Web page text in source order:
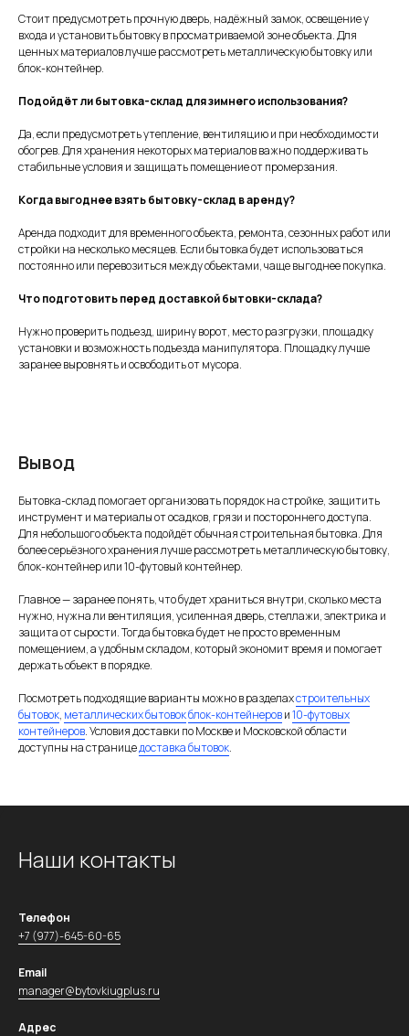
Стоит предусмотреть прочную дверь, надёжный замок, освещение у
входа и установить бытовку в просматриваемой зоне объекта. Для
ценных материалов лучше рассмотреть металлическую бытовку или
блок-контейнер.
Подойдёт ли бытовка-склад для зимнего использования?
Да, если предусмотреть утепление, вентиляцию и при необходимости
обогрев. Для хранения некоторых материалов важно поддерживать
стабильные условия и защищать помещение от промерзания.
Когда выгоднее взять бытовку-склад в аренду?
Аренда подходит для временного объекта, ремонта, сезонных работ или
стройки на несколько месяцев. Если бытовка будет использоваться
постоянно или перевозиться между объектами, чаще выгоднее покупка.
Что подготовить перед доставкой бытовки-склада?
Нужно проверить подъезд, ширину ворот, место разгрузки, площадку
установки и возможность подъезда манипулятора. Площадку лучше
заранее выровнять и освободить от мусора.
Вывод
Бытовка-склад помогает организовать порядок на стройке, защитить
инструмент и материалы от осадков, грязи и постороннего доступа.
Для небольшого объекта подойдёт обычная строительная бытовка. Для
более серьёзного хранения лучше рассмотреть металлическую бытовку,
блок-контейнер или 10-футовый контейнер.
Главное — заранее понять, что будет храниться внутри, сколько места
нужно, нужна ли вентиляция, усиленная дверь, стеллажи, электрика и
защита от сырости. Тогда бытовка будет не просто временным
помещением, а удобным складом, который экономит время и помогает
держать объект в порядке.
Посмотреть подходящие варианты можно в разделахстроительных
бытовок, металлических бытовокблок-контейнерови10-футовых
контейнеров. Условия доставки по Москве и Московской области
доступны на страницедоставка бытовок.
Наши контакты
Телефон
+7 (977)-645-60-65
Email
manager@bytovkiugplus.ru
Адрес